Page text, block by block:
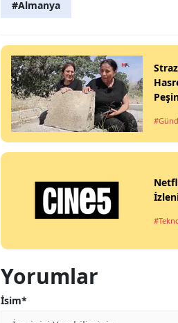
#Almanya
Yorumlar
İsim*